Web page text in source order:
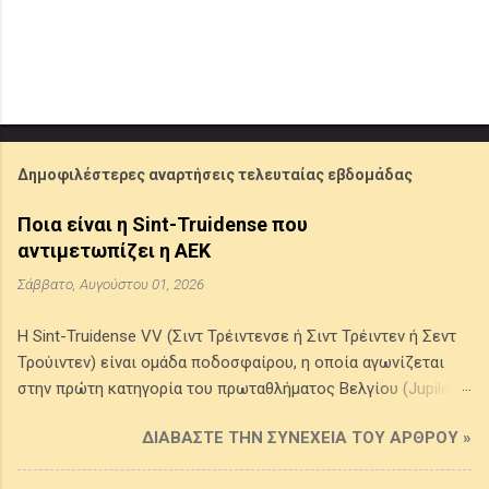
Δημοφιλέστερες αναρτήσεις τελευταίας εβδομάδας
Ποια είναι η Sint-Truidense που
αντιμετωπίζει η ΑΕΚ
Σάββατο, Αυγούστου 01, 2026
Η Sint-Truidense VV (Σιντ Τρέιντενσε ή Σιντ Τρέιντεν ή Σεντ
Τρούιντεν) είναι ομάδα ποδοσφαίρου, η οποία αγωνίζεται
στην πρώτη κατηγορία του πρωταθλήματος Βελγίου (Jupiler
επαρχία της Λιμβουργίας του Βελγίου, ιδρύθηκε το 1924 από
την ένωση δύο τοπικών συλλόγων της πόλης και τα χρώματά
ΔΙΑΒΆΣΤΕ ΤΗΝ ΣΥΝΈΧΕΙΑ ΤΟΥ ΆΡΘΡΟΥ »